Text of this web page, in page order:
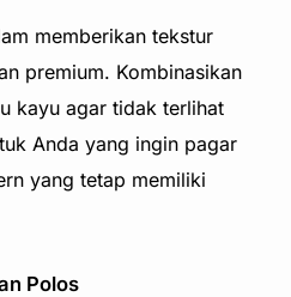
memberikan tekstur
premium. Kombinasikan
kayu agar tidak terlihat
Anda yang ingin pagar
yang tetap memiliki
Polos